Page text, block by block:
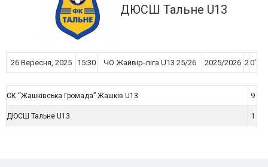
ДЮСШ Тальне U13
26 Вересня, 2025 15:30 ЧО Жайвір-ліга U13 25/26 2025/2026 20'
СК “Жашківська Громада” Жашків U13 9
ДЮСШ Тальне U13 1